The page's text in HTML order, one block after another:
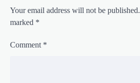
Your email address will not be published.
marked *
Comment *